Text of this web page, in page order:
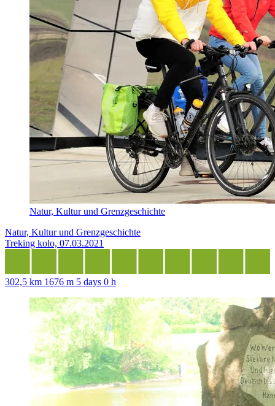
Natur, Kultur und Grenzgeschichte
Natur, Kultur und Grenzgeschichte
Treking kolo, 07.03.2021
302,5 km 1676 m 5 days 0 h